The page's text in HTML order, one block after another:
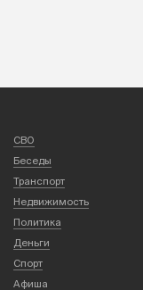
СВО
Беседы
Транспорт
Недвижимость
Политика
Деньги
Спорт
Афиша